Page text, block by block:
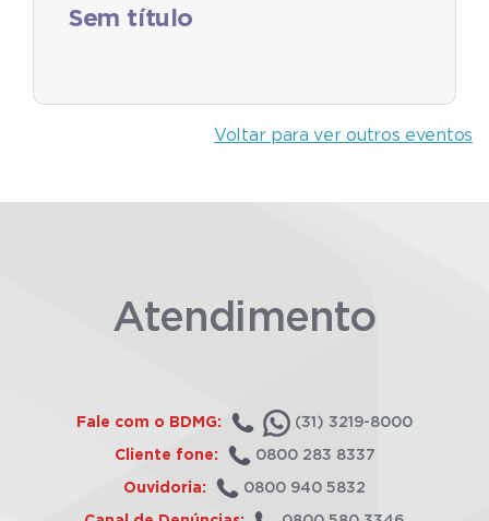
Sem título
Voltar para ver outros eventos
Atendimento
Fale com o BDMG: (31) 3219-8000
Cliente fone: 0800 283 8337
Ouvidoria: 0800 940 5832